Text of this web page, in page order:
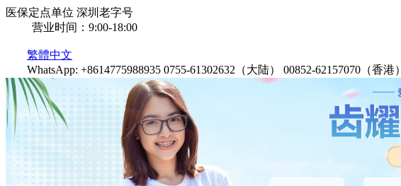
医保定点单位 深圳老字号
营业时间：9:00-18:00
繁體中文
WhatsApp: +8614775988935 0755-61302632（大陆） 00852-62157070（香港）